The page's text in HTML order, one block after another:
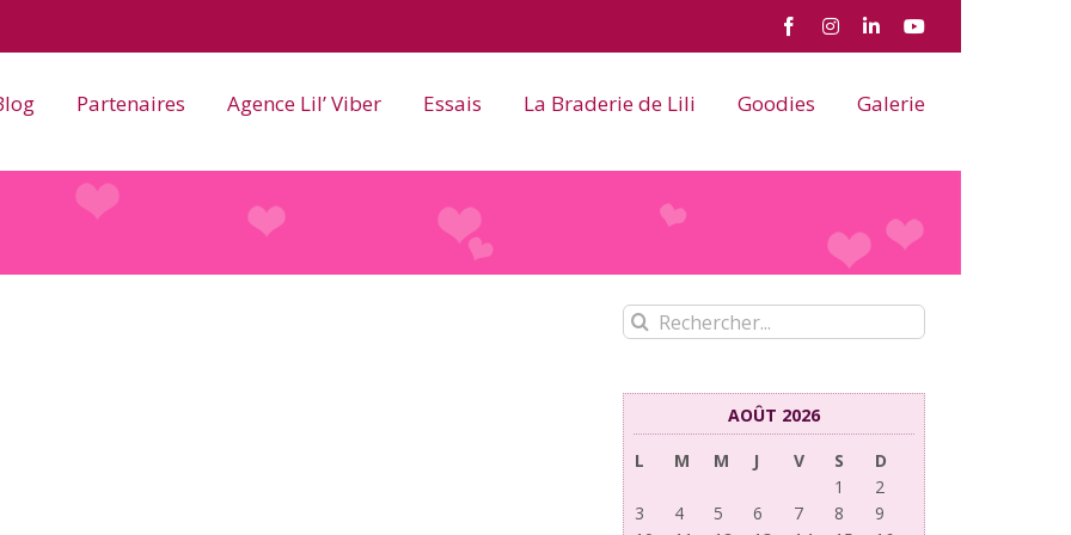
FacebookInstagram
LinkedInYouTube
Partenaires Agence Lil’ Viber Essais La Braderie de Lili Goodies Galerie
Rechercher:
AOÛT 2026
L
M M J V S
D
1
2
3
4 5 6 7 8
9